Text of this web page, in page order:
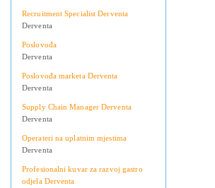
Recruitment Specialist Derventa
Derventa
Poslovođa
Derventa
Poslovođa marketa Derventa
Derventa
Supply Chain Manager Derventa
Derventa
Operateri na uplatnim mjestima
Derventa
Profesionalni kuvar za razvoj gastro
odjela Derventa